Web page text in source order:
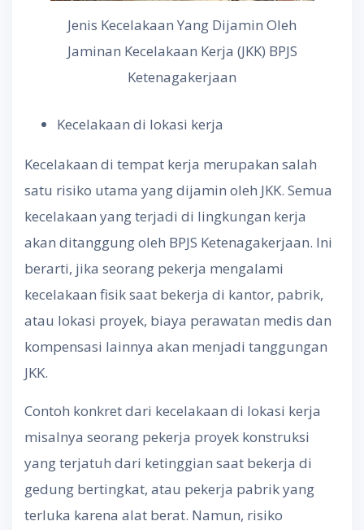
Jenis Kecelakaan Yang Dijamin Oleh
Jaminan Kecelakaan Kerja (JKK) BPJS
Ketenagakerjaan
Kecelakaan di lokasi kerja
Kecelakaan di tempat kerja merupakan salah
satu risiko utama yang dijamin oleh JKK. Semua
kecelakaan yang terjadi di lingkungan kerja
akan ditanggung oleh BPJS Ketenagakerjaan. Ini
berarti, jika seorang pekerja mengalami
kecelakaan fisik saat bekerja di kantor, pabrik,
atau lokasi proyek, biaya perawatan medis dan
kompensasi lainnya akan menjadi tanggungan
JKK.
Contoh konkret dari kecelakaan di lokasi kerja
misalnya seorang pekerja proyek konstruksi
yang terjatuh dari ketinggian saat bekerja di
gedung bertingkat, atau pekerja pabrik yang
terluka karena alat berat. Namun, risiko